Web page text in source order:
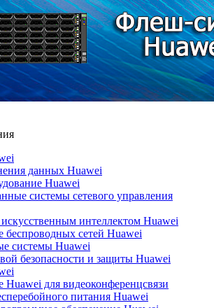
данных Huawei
Huawei
системы сетевого управления
интеллектом Huawei
беспроводных сетей Huawei
системы Huawei
безопасности и защиты Huawei
Huawei для видеоконференцсвязи
питания Huawei